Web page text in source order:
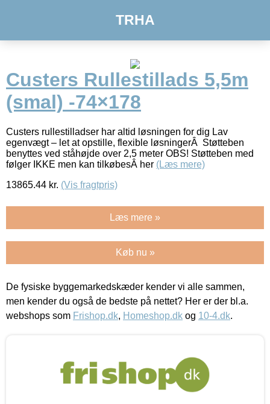
TRHA
Custers Rullestillads 5,5m
(smal) -74×178
Custers rullestilladser har altid løsningen for dig Lav
egenvægt – let at opstille, flexible løsningerÂ Støtteben
benyttes ved ståhøjde over 2,5 meter OBS! Støtteben med
følger IKKE men kan tilkøbesÂ her (Læs mere)
13865.44 kr. (Vis fragtpris)
Læs mere »
Køb nu »
De fysiske byggemarkedskæder kender vi alle sammen,
men kender du også de bedste på nettet? Her er der bl.a.
webshops som Frishop.dk, Homeshop.dk og 10-4.dk.